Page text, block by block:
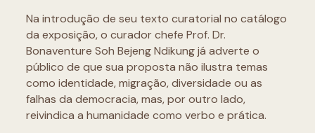
Na introdução de seu texto curatorial no catálogo
da exposição, o curador chefe Prof. Dr.
Bonaventure Soh Bejeng Ndikung já adverte o
público de que sua proposta não ilustra temas
como identidade, migração, diversidade ou as
falhas da democracia, mas, por outro lado,
reivindica a humanidade como verbo e prática.